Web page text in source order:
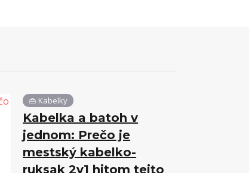
👜 Kabelky
Kabelka a batoh v
jednom: Prečo je
mestský kabelko-
ruksak 2v1 hitom tejto